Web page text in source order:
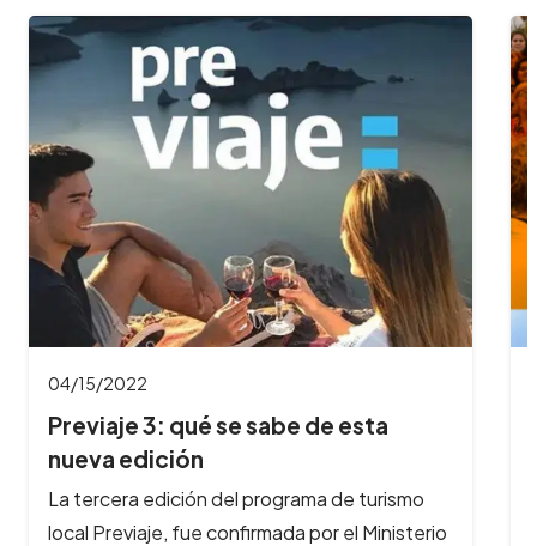
04/04/2022
Se viene el Festival gastronómico
Peperina en…
En Semana Santa, llega a Alta Gracia el
Festival Gastronómicomás importante del